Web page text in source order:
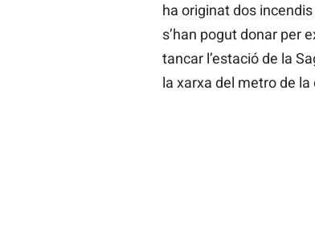
ha originat dos
s’han pogut donar per
tancar l’estació de la
la xarxa del metro de